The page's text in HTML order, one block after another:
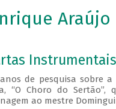
Instrumentais
de pesquisa sobre
“O Choro do
ao mestre